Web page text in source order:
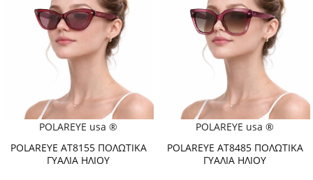
POLAREYE usa ®
POLAREYE AT8155 ΠΟΛΩΤΙΚΑ
ΓΥΑΛΙΑ ΗΛΙΟΥ
POLAREYE usa ®
POLAREYE AT8485 ΠΟΛΩΤΙΚΑ
ΓΥΑΛΙΑ ΗΛΙΟΥ